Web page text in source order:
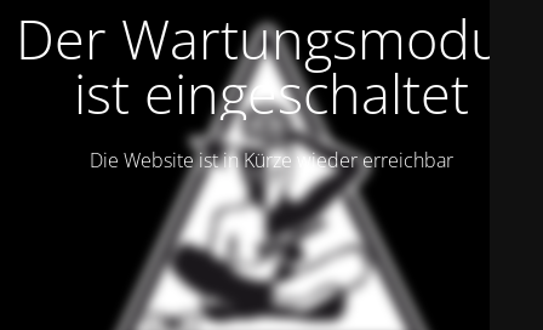
Der Wartungsmodus
ist eingeschaltet
Die Website ist in Kürze wieder erreichbar